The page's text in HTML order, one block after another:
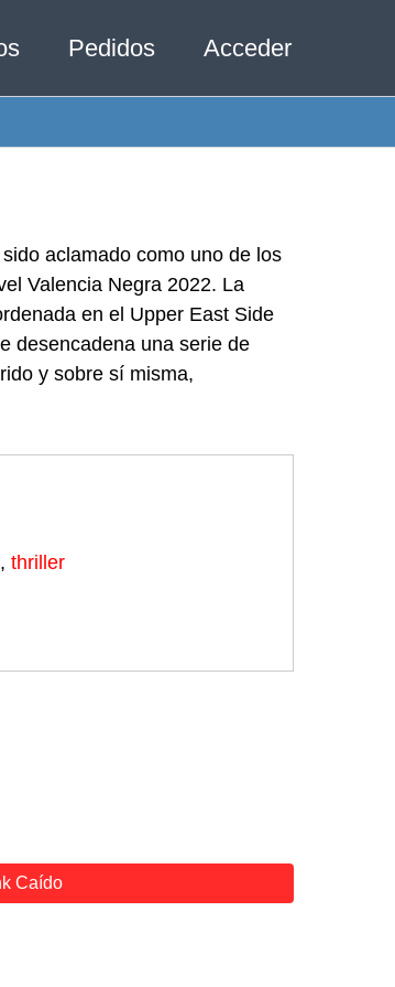
Pedidos Acceder
aclamado como uno de los
Valencia Negra 2022. La
en el Upper East Side
desencadena una serie de
y sobre sí misma,
, thriller
Caído